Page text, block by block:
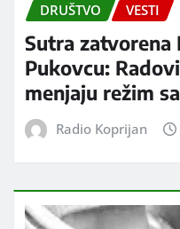
DRUŠTVO VESTI
Sutra zatvorena
Pukovcu:
menjaju režim
Radio Koprijan